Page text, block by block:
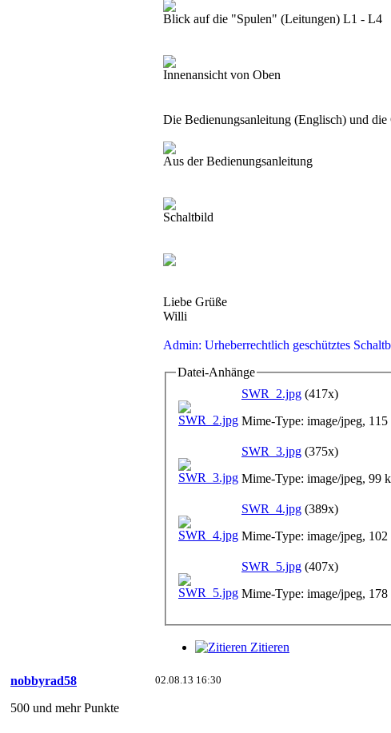
Blick auf die "Spulen" (Leitungen) L1 - L4
Innenansicht von Oben
Die Bedienungsanleitung (Englisch) und
Aus der Bedienungsanleitung
Schaltbild
Liebe Grüße
Willi
Admin: Urheberrechtlich geschütztes
Datei-Anhänge
SWR_2.jpg (417x)
Mime-Type: image/jpeg, 115
SWR_3.jpg (375x)
Mime-Type: image/jpeg, 99
SWR_4.jpg (389x)
Mime-Type: image/jpeg, 102
SWR_5.jpg (407x)
Mime-Type: image/jpeg, 178
Zitieren
02.08.13 16:30
nobbyrad58
500 und mehr Punkte